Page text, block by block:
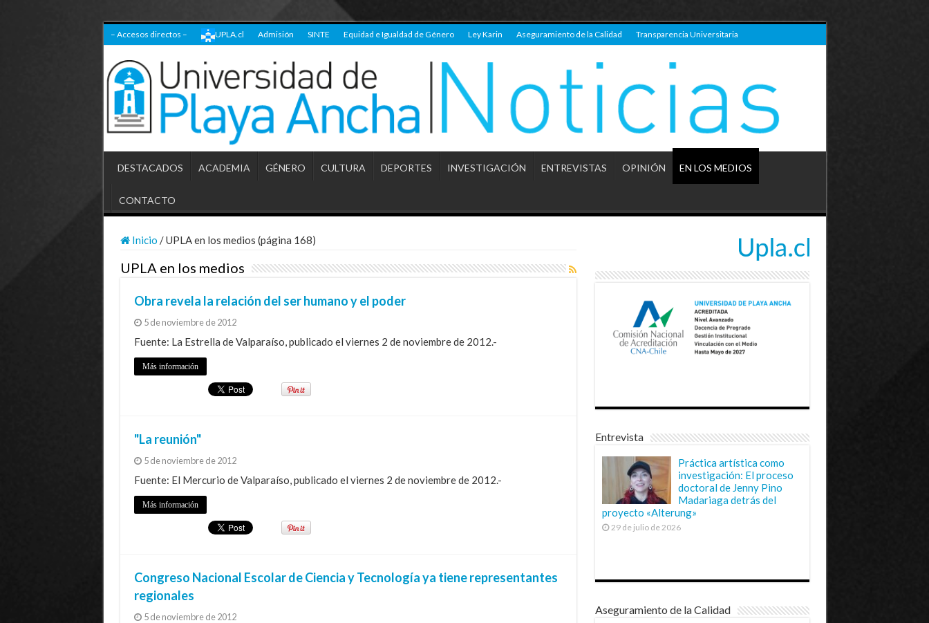
– Accesos directos – UPLA.cl Admisión SINTE Equidad e Igualdad de Género Ley Karin Aseguramiento de la Calidad Transparencia Universitaria
DESTACADOS ACADEMIA GÉNERO CULTURA DEPORTES INVESTIGACIÓN ENTREVISTAS OPINIÓN EN LOS MEDIOS
CONTACTO
Inicio /UPLA en los medios (página 168)
UPLA en los medios
Obra revela la relación del ser humano y el poder
5 de noviembre de 2012
Fuente: La Estrella de Valparaíso, publicado el viernes 2 de noviembre de 2012.-
Más información
"La reunión"
5 de noviembre de 2012
Fuente: El Mercurio de Valparaíso, publicado el viernes 2 de noviembre de 2012.-
Más información
Congreso Nacional Escolar de Ciencia y Tecnología ya tiene representantes
regionales
5 de noviembre de 2012
Entrevista
Práctica artística como
investigación: El proceso
doctoral de Jenny Pino
Madariaga detrás del
proyecto «Alterung»
29 de julio de 2026
Aseguramiento de la Calidad